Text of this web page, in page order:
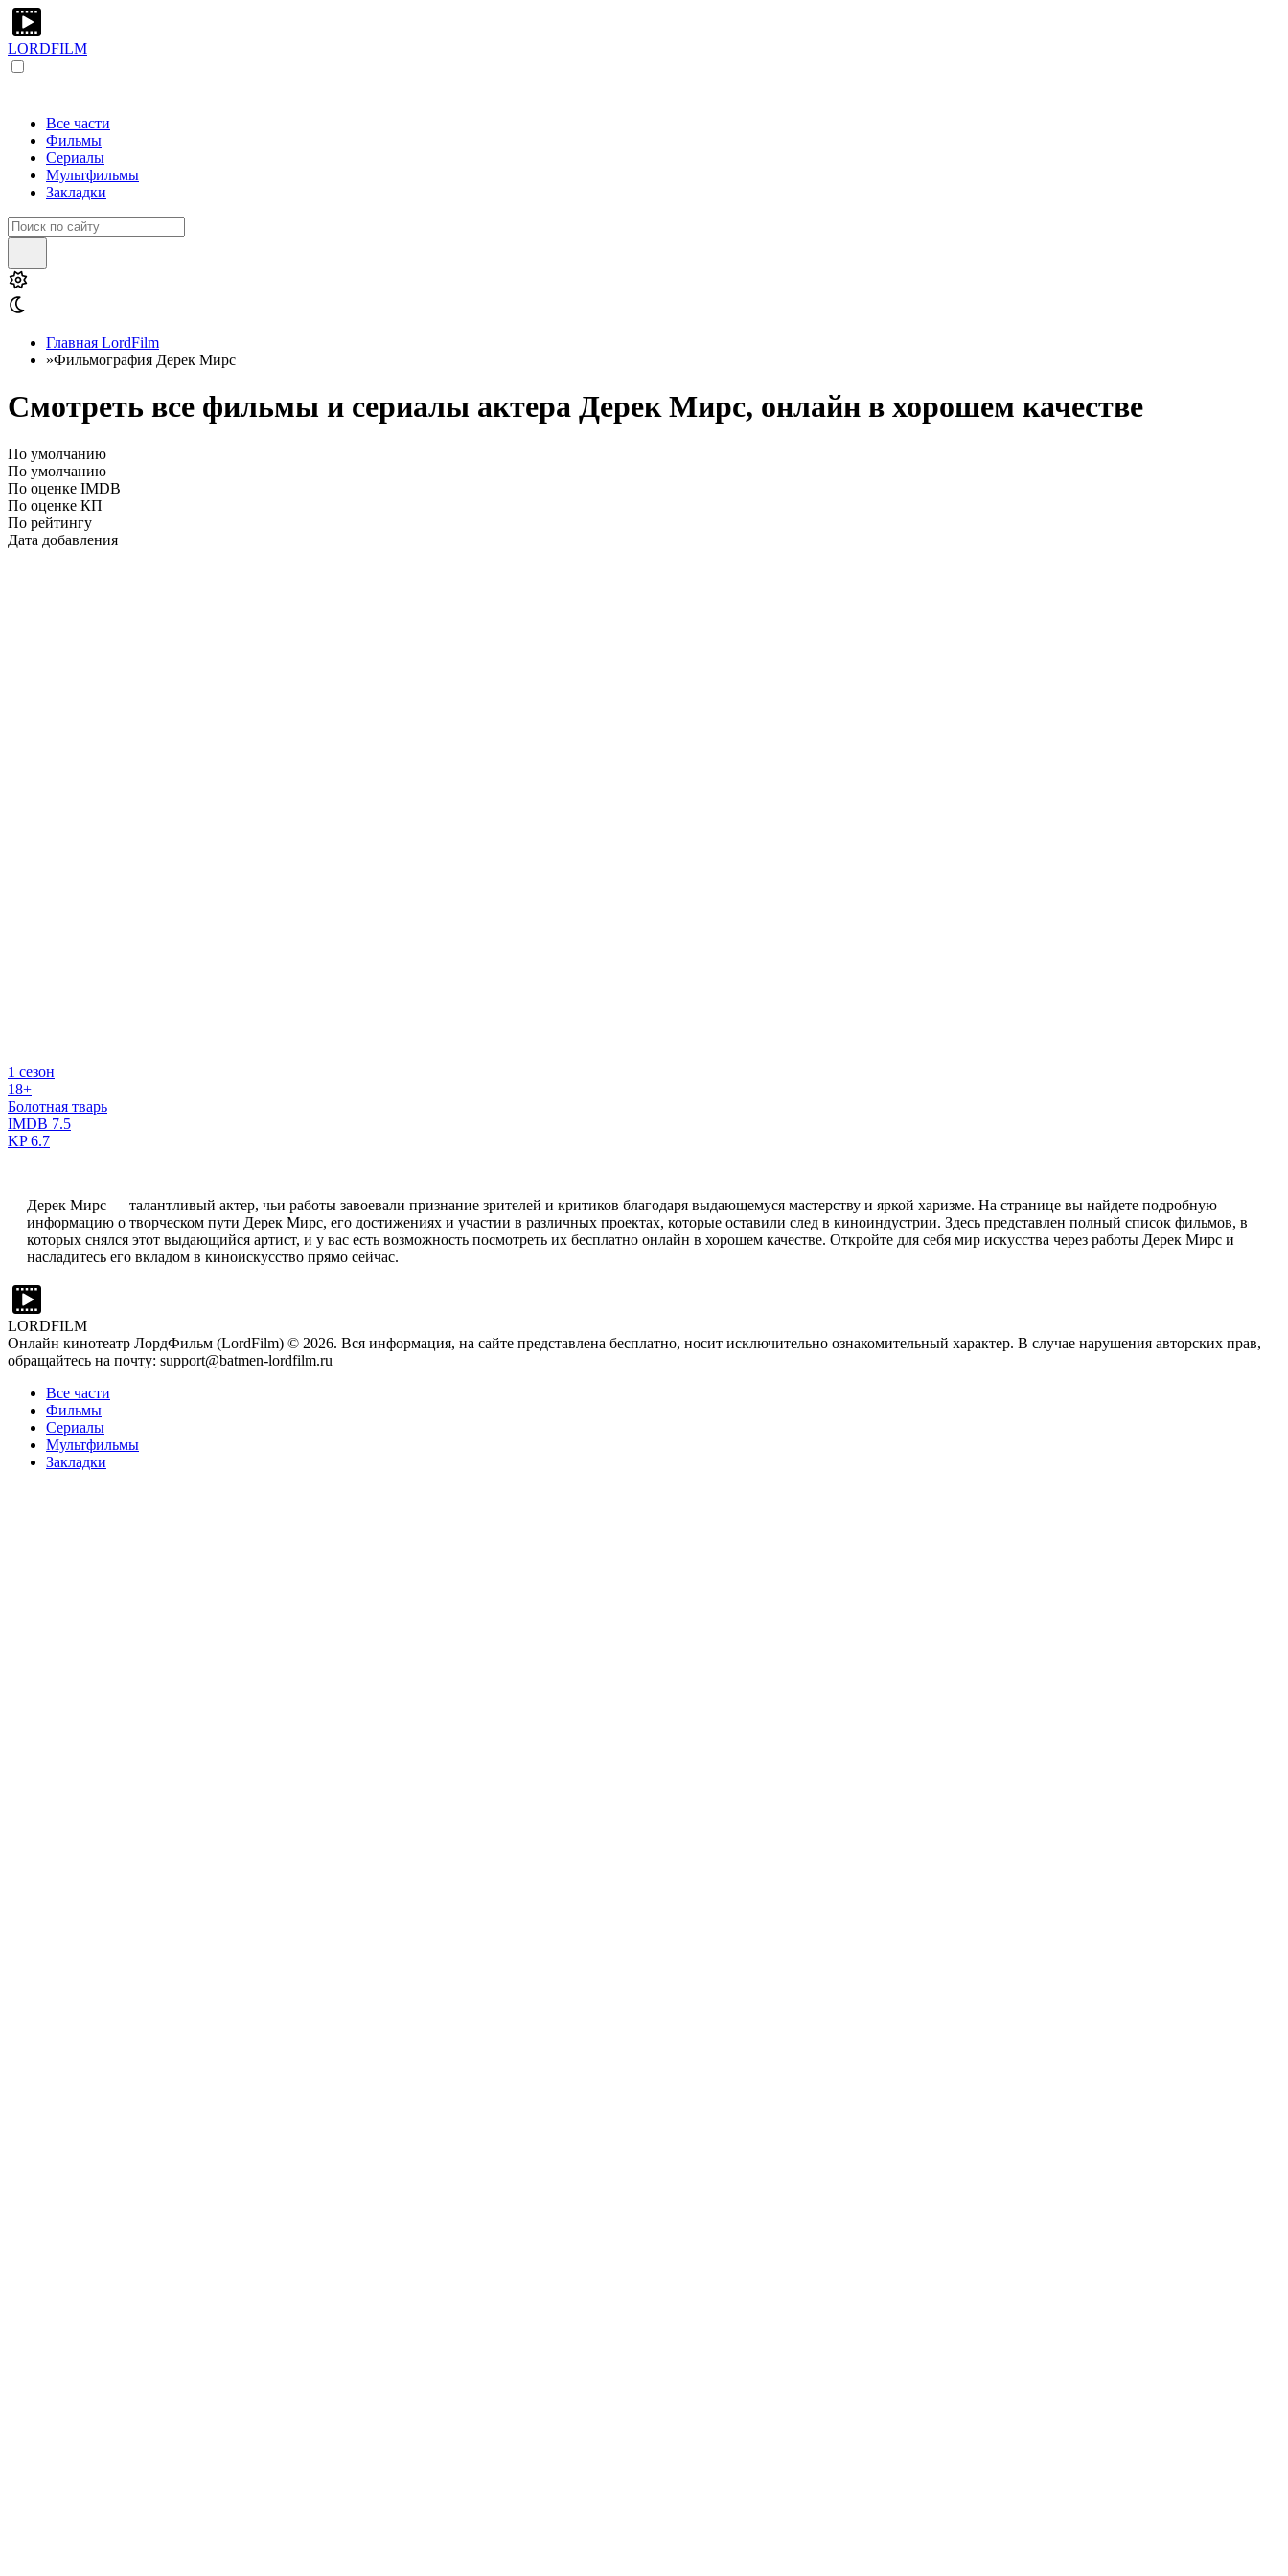
LORDFILM
Все части
Фильмы
Сериалы
Мультфильмы
Закладки
Главная LordFilm
»Фильмография Дерек Мирс
Смотреть все фильмы и сериалы актера Дерек Мирс, онлайн в хорошем качестве
По умолчанию
По умолчанию
По оценке IMDB
По оценке КП
По рейтингу
Дата добавления
1 сезон
18+
Болотная тварь
IMDB 7.5
KP6.7
Дерек Мирс — талантливый актер, чьи работы завоевали признание зрителей и критиков благодаря выдающемуся мастерству и яркой харизме. На странице вы найдете подробную
информацию о творческом пути Дерек Мирс, его достижениях и участии в различных проектах, которые оставили след в киноиндустрии. Здесь представлен полный список фильмов, в
которых снялся этот выдающийся артист, и у вас есть возможность посмотреть их бесплатно онлайн в хорошем качестве. Откройте для себя мир искусства через работы Дерек Мирс и
насладитесь его вкладом в киноискусство прямо сейчас.
LORDFILM
Онлайн кинотеатр ЛордФильм (LordFilm) © 2026. Вся информация, на сайте представлена бесплатно, носит исключительно ознакомительный характер. В случае нарушения авторских прав,
обращайтесь на почту: support@batmen-lordfilm.ru
Все части
Фильмы
Сериалы
Мультфильмы
Закладки